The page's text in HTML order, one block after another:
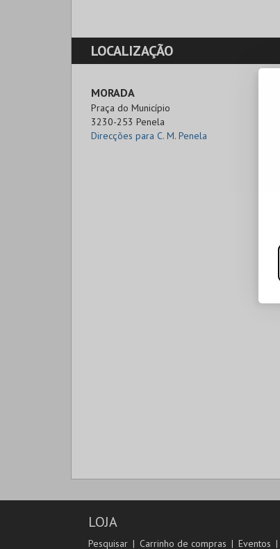
LOCALIZAÇÃO
MORADA
Praça do Município
3230-253 Penela
Direcções para C. M. Penela
LOJA
Pesquisar Carrinho de compras Eventos